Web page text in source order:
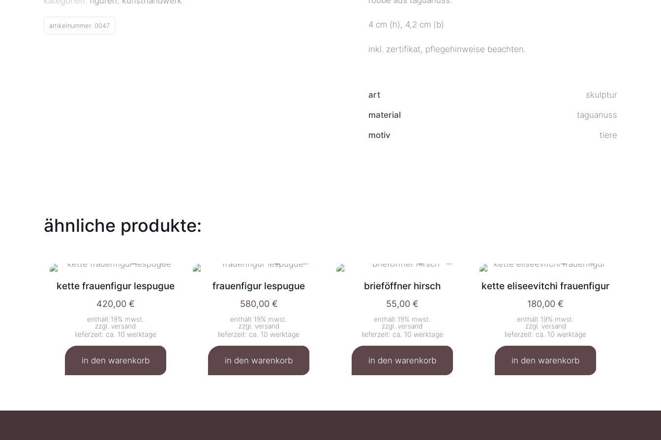
artikelnummer: 0047 4 cm (h), 4,2 cm (b)
inkl. zertifikat, pflegehinweise beachten.
art skulptur
material taguanuss
motiv tiere
ähnliche produkte:
kette frauenfigur lespugue
420,00 €
enthält 19% mwst.
zzgl. versand
lieferzeit: ca. 10 werktage
in den warenkorb
frauenfigur lespugue
580,00 €
enthält 19% mwst.
zzgl. versand
lieferzeit: ca. 10 werktage
in den warenkorb
brieföffner hirsch
55,00 €
enthält 19% mwst.
zzgl. versand
lieferzeit: ca. 10 werktage
in den warenkorb
kette eliseevitchi frauenfigur
180,00€
enthält 19% mwst.
zzgl. versand
lieferzeit: ca. 10 werktage
in den warenkorb